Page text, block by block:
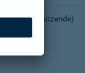
(Vorsitzende)